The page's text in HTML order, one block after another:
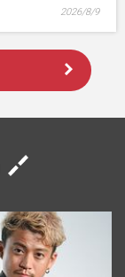
2026/8/9